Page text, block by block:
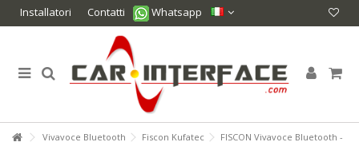
Installatori Contatti Whatsapp
Vivavoce Bluetooth Fiscon Kufatec
FISCON Vivavoce Bluetooth -